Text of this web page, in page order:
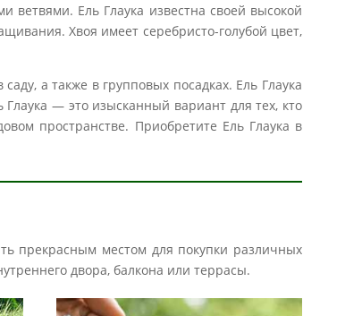
Ель Глаука известна своей высокой
Хвоя имеет серебристо-голубой цвет,
а также в групповых посадках. Ель Глаука
— это изысканный вариант для тех, кто
пространстве. Приобретите Ель Глаука в
прекрасным местом для покупки различных
двора, балкона или террасы.